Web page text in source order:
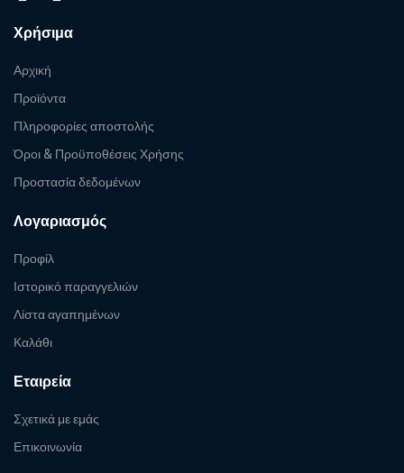
Χρήσιμα
Αρχική
Προϊόντα
Πληροφορίες αποστολής
Όροι & Προϋποθέσεις Χρήσης
Προστασία δεδομένων
Λογαριασμός
Προφίλ
Ιστορικό παραγγελιών
Λίστα αγαπημένων
Καλάθι
Εταιρεία
Σχετικά με εμάς
Επικοινωνία